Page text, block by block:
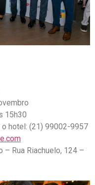
15h30
hotel: (21) 99002-9957
– Rua Riachuelo, 124 –